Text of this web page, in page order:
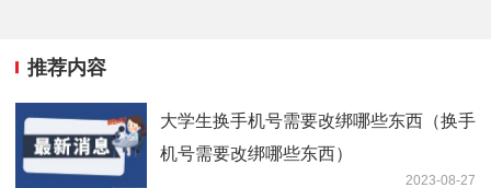
推荐内容
大学生换手机号需要改绑哪些东西（换手
机号需要改绑哪些东西）
2023-08-27